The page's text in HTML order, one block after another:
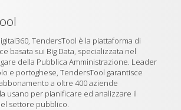
TendersTool è la piattaforma di
basata sui Big Data, specializzata nel
della Pubblica Amministrazione. Leader
e portoghese, TendersTool garantisce
a oltre 400 aziende
usano per pianificare ed analizzare il
settore pubblico.